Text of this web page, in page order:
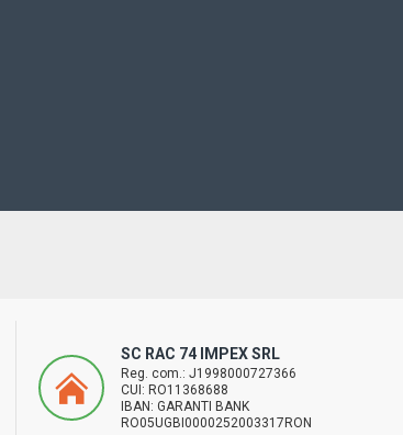
SC RAC 74 IMPEX SRL
Reg. com.: J1998000727366
CUI: RO11368688
IBAN: GARANTI BANK
RO05UGBI0000252003317RON